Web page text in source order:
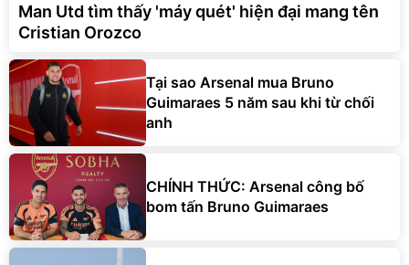
Man Utd tìm thấy 'máy quét' hiện đại mang tên
Cristian Orozco
Tại sao Arsenal mua Bruno
Guimaraes 5 năm sau khi từ chối
anh
CHÍNH THỨC: Arsenal công bố
bom tấn Bruno Guimaraes